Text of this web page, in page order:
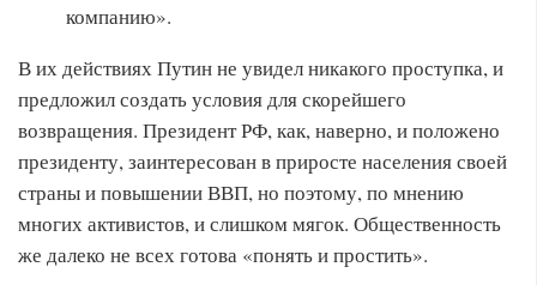
компанию».
В их действиях Путин не увидел никакого проступка, и
предложил создать условия для скорейшего
возвращения. Президент РФ, как, наверно, и положено
президенту, заинтересован в приросте населения своей
страны и повышении ВВП, но поэтому, по мнению
многих активистов, и слишком мягок. Общественность
же далеко не всех готова «понять и простить».